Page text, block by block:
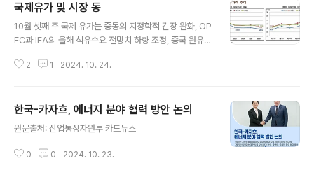
국제유가 및 시장 동
10월 셋째 주 국제 유가는 중동의 지정학적 긴장 완화, OP
EC과 IEA의 올해 석유수요 전망치 하향 조정, 중국 원유정
네타냐후 총리는 이란의 이스라엘 미사일 공격(10.1)에 대
존 강경한 메시지를 내던 이스라엘이 이처럼 입장을 선회
한 것은 미국이 이스라엘에 사드(THAAD)등 추가 병력을
4).OPEC은 14일(월) 발표한 월간 보고서를 통해 올해 세
2 1 2024. 10. 24.
한국-카자흐, 에너지 분야 협력 방안 논의
원문출처: 산업통상자원부 카드뉴스
0 0 2024. 10. 23.